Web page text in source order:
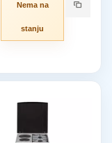
Nema na
stanju